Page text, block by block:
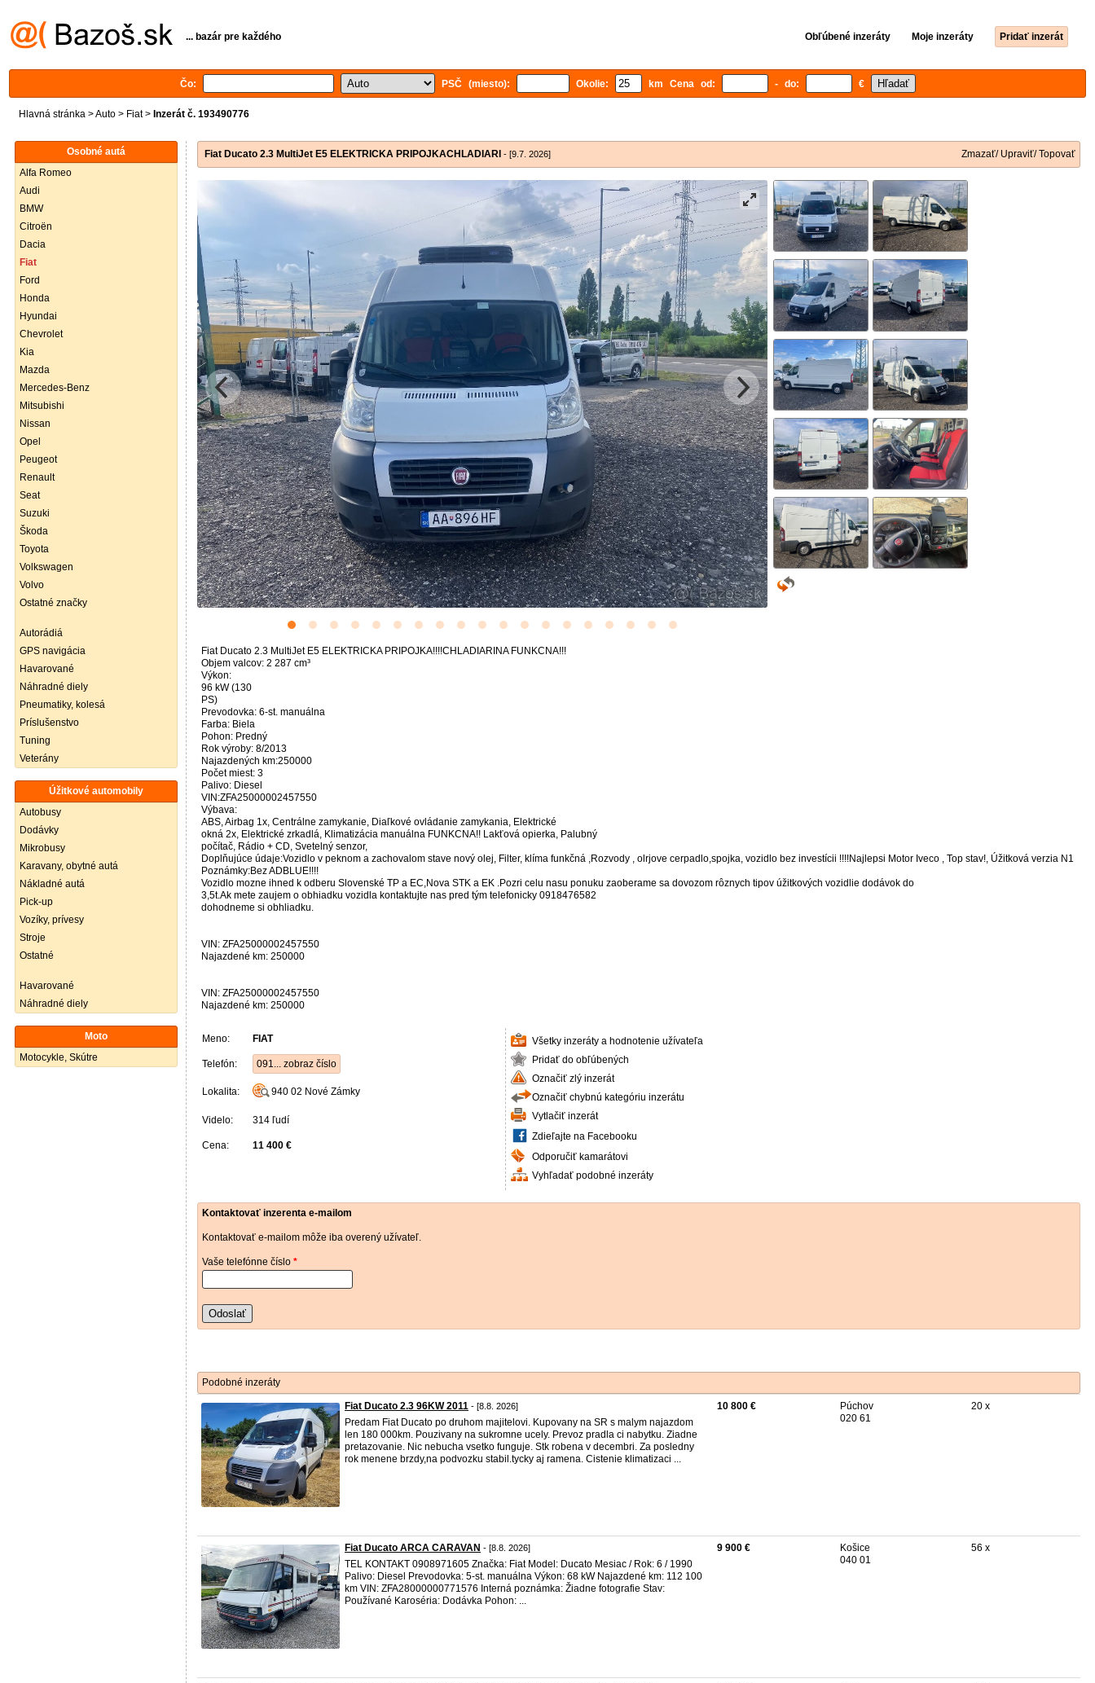
... bazár pre každého Obľúbené inzeráty Moje inzeráty Pridať inzerát
Čo: PSČ (miesto): Okolie: km Cena od: - do: €
Hlavná stránka >Auto > Fiat> Inzerát č. 193490776
Osobné autá
Alfa Romeo
Audi
BMW
Citroën
Dacia
Fiat
Ford
Honda
Hyundai
Chevrolet
Kia
Mazda
Mercedes-Benz
Mitsubishi
Nissan
Opel
Peugeot
Renault
Seat
Suzuki
Škoda
Toyota
Volkswagen
Volvo
Ostatné značky
Autorádiá
GPS navigácia
Havarované
Náhradné diely
Pneumatiky, kolesá
Príslušenstvo
Tuning
Veterány
Úžitkové automobily
Autobusy
Dodávky
Mikrobusy
Karavany, obytné autá
Nákladné autá
Pick-up
Vozíky, prívesy
Stroje
Ostatné
Havarované
Náhradné diely
Moto
Motocykle, Skútre
Fiat Ducato 2.3 MultiJet E5 ELEKTRICKA PRIPOJKACHLADIARI - [9.7. 2026] Zmazať/ Upraviť/ Topovať
Fiat Ducato 2.3 MultiJet E5 ELEKTRICKA PRIPOJKA!!!!CHLADIARINA FUNKCNA!!!
Objem valcov: 2 287 cm³
Výkon:
96 kW (130
PS)
Prevodovka: 6-st. manuálna
Farba: Biela
Pohon: Predný
Rok výroby: 8/2013
Najazdených km:250000
Počet miest: 3
Palivo: Diesel
VIN:ZFA25000002457550
Výbava:
ABS, Airbag 1x, Centrálne zamykanie, Diaľkové ovládanie zamykania, Elektrické
okná 2x, Elektrické zrkadlá, Klimatizácia manuálna FUNKCNA!! Lakťová opierka, Palubný
počítač, Rádio + CD, Svetelný senzor,
Doplňujúce údaje:Vozidlo v peknom a zachovalom stave nový olej, Filter, klíma funkčná ,Rozvody , olrjove cerpadlo,spojka, vozidlo bez investícii !!!!Najlepsi Motor Iveco , Top stav!, Úžitková verzia N1
Poznámky:Bez ADBLUE!!!!
Vozidlo mozne ihned k odberu Slovenské TP a EC,Nova STK a EK .Pozri celu nasu ponuku zaoberame sa dovozom rôznych tipov úžitkových vozidlie dodávok do
3,5t.Ak mete zaujem o obhiadku vozidla kontaktujte nas pred tým telefonicky 0918476582
dohodneme si obhliadku.
VIN: ZFA25000002457550
Najazdené km: 250000
VIN: ZFA25000002457550
Najazdené km: 250000
Meno: FIAT
Telefón: 091... zobraz číslo
Lokalita: 940 02 Nové Zámky
Videlo: 314 ľudí
Cena: 11 400 €
Všetky inzeráty a hodnotenie užívateľa
Pridať do obľúbených
Označiť zlý inzerát
Označiť chybnú kategóriu inzerátu
Vytlačiť inzerát
Zdieľajte na Facebooku
Odporučiť kamarátovi
Vyhľadať podobné inzeráty
Kontaktovať inzerenta e-mailom
Kontaktovať e-mailom môže iba overený užívateľ.
Vaše telefónne číslo *
Odoslať
Podobné inzeráty
Fiat Ducato 2.3 96KW 2011 - [8.8. 2026]
Predam Fiat Ducato po druhom majitelovi. Kupovany na SR s malym najazdom
len 180 000km. Pouzivany na sukromne ucely. Prevoz pradla ci nabytku. Ziadne
pretazovanie. Nic nebucha vsetko funguje. Stk robena v decembri. Za posledny
rok menene brzdy,na podvozku stabil.tycky aj ramena. Cistenie klimatizaci ...
10 800 €
Púchov
020 61
20 x
Fiat Ducato ARCA CARAVAN - [8.8. 2026]
TEL KONTAKT 0908971605 Značka: Fiat Model: Ducato Mesiac / Rok: 6 / 1990
Palivo: Diesel Prevodovka: 5-st. manuálna Výkon: 68 kW Najazdené km: 112 100
km VIN: ZFA28000000771576 Interná poznámka: Žiadne fotografie Stav:
Používané Karoséria: Dodávka Pohon: ...
9 900 €
Košice
040 01
56 x